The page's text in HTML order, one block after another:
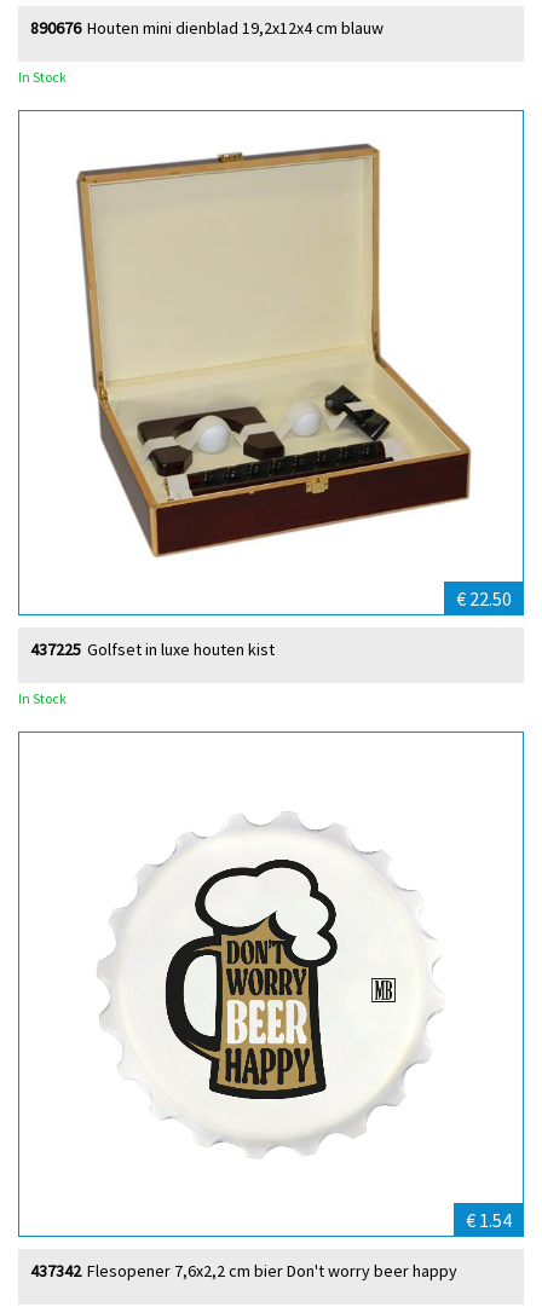
Houten mini dienblad 19,2x12x4 cm blauw
890676
In Stock
€ 22.50
Golfset in luxe houten kist
437225
In Stock
€ 1.54
Flesopener 7,6x2,2 cm bier Don't worry beer happy
437342